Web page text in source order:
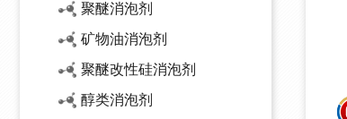
聚醚消泡剂
矿物油消泡剂
聚醚改性硅消泡剂
醇类消泡剂